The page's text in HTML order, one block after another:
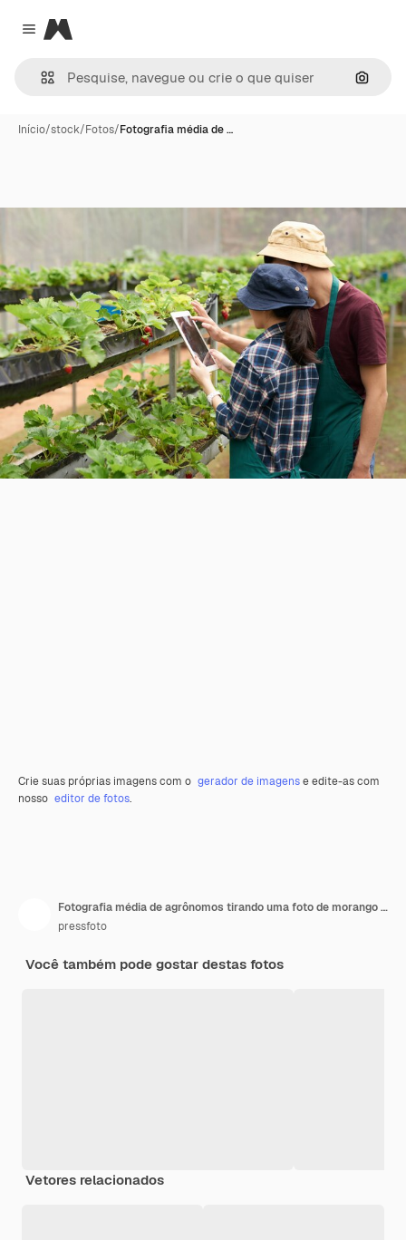
Close menu
Magnific
Início/stock/Fotos/Fotografia média de …
Crie suas próprias imagens com o gerador de imagense edite-as com
nosso editor de fotos.
Fotografia média de agrônomos tirando uma foto de morango com um tablet digital
pressfoto
Você também pode gostar destas fotos
Vetores relacionados